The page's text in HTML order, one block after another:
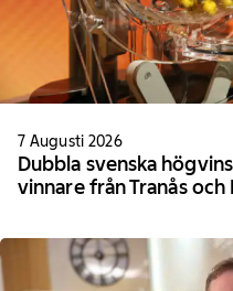
7 Augusti 2026
Dubbla svenska
vinnare från Tranås och